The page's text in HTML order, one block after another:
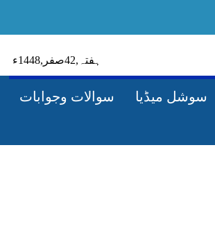
ہفتہ‬‮, 24صفر‬, 1448ء
سوشل میڈیا سوالات وجوابات